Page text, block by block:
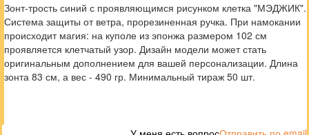
Зонт-трость синий с проявляющимся рисунком клетка "МЭДЖИК".
Система защиты от ветра, прорезиненная ручка. При намокании
происходит магия: на куполе из эпонжа размером 102 см
проявляется клетчатый узор. Дизайн модели может стать
оригинальным дополнением для вашей персонализации. Длина
зонта 83 см, а вес - 490 гр. Минимальный тираж 50 шт.